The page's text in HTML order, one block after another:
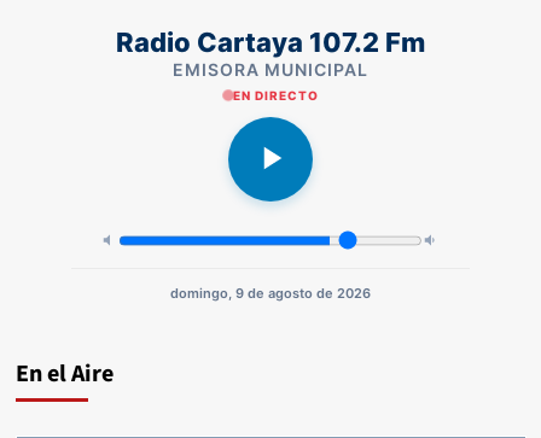
Radio Cartaya 107.2 Fm
EMISORA MUNICIPAL
EN DIRECTO
domingo, 9 de agosto de 2026
En el Aire